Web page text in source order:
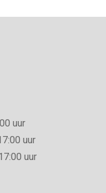
uur
uur
uur